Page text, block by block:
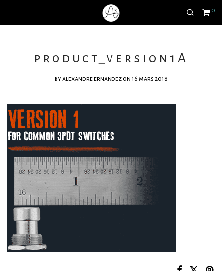
0
product_version1A
byalexandre ernandez on 16 mars 2018